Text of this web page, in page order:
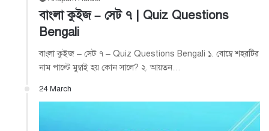
বাংলা কুইজ – সেট ৭ | Quiz Questions
Bengali
বাংলা কুইজ – সেট ৭ – Quiz Questions Bengali ১. বোম্বে শহরটির
নাম পাল্টে মুম্বাই হয় কোন সালে? ২. আয়তন…
24 March